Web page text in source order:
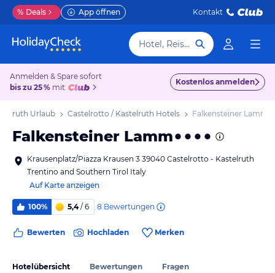
% Deals App öffnen Kontakt
Hotel, Reiseziel
Anmelden & Spare sofort
bis zu 25 % mit
Kostenlos anmelden
Urlaub Castelrotto / Kastelruth Hotels Falkensteiner Lamm
Falkensteiner Lamm
Krausenplatz/Piazza Krausen 3 39040 Castelrotto - Kastelruth
Trentino and Southern Tirol Italy
Auf Karte anzeigen
100% 5,4/ 6 8 Bewertungen
Bewerten Hochladen Merken
Hotelübersicht Bewertungen Fragen